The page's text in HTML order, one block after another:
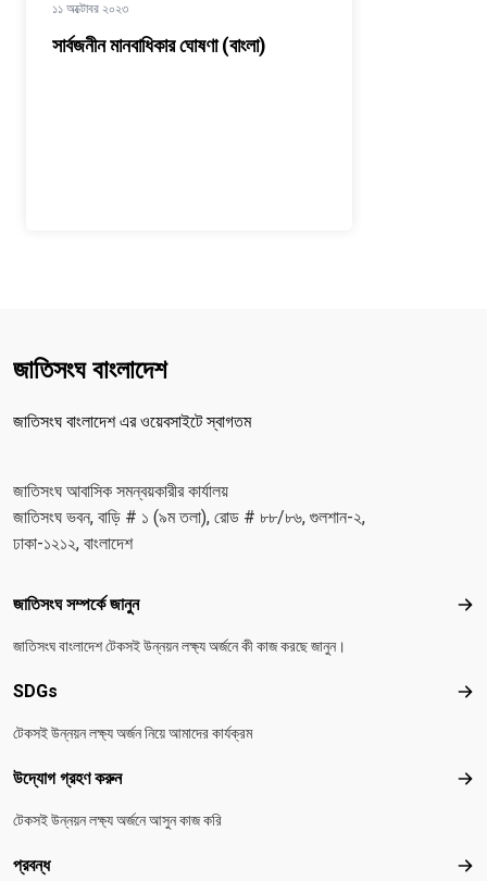
১১ অক্টোবর ২০২৩
সার্বজনীন মানবাধিকার ঘোষণা (বাংলা)
জাতিসংঘ বাংলাদেশ
জাতিসংঘ বাংলাদেশ এর ওয়েবসাইটে স্বাগতম
জাতিসংঘ আবাসিক সমন্বয়কারীর কার্যালয়
জাতিসংঘ ভবন, বাড়ি # ১ (৯ম তলা), রোড # ৮৮/৮৬, গুলশান-২,
ঢাকা-১২১২, বাংলাদেশ
Footer menu
জাতিসংঘ সম্পর্কে জানুন
জাতিসংঘ বাংলাদেশ টেকসই উন্নয়ন লক্ষ্য অর্জনে কী কাজ করছে জানুন।
SDGs
টেকসই উন্নয়ন লক্ষ্য অর্জন নিয়ে আমাদের কার্যক্রম
উদ্যোগ গ্রহণ করুন
টেকসই উন্নয়ন লক্ষ্য অর্জনে আসুন কাজ করি
প্রবন্ধ